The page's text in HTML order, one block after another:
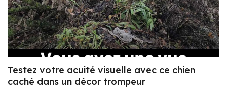
Testez votre acuité visuelle avec ce chien
caché dans un décor trompeur